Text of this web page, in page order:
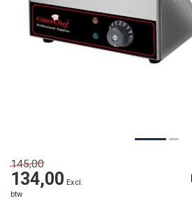
145,00
134,00 Excl.
btw